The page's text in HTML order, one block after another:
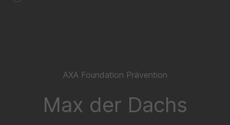
AXA Foundation Prävention
Max der Dachs